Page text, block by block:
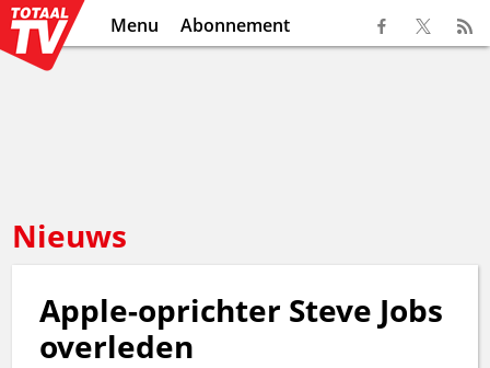
Menu Abonnement
Nieuws
Apple-oprichter Steve Jobs
overleden